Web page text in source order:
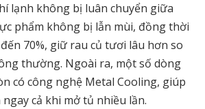
lạnh không bị luân chuyển giữa
phẩm không bị lẫn mùi, đồng thời
70%, giữ rau củ tươi lâu hơn so
thường. Ngoài ra, một số dòng
có công nghệ Metal Cooling, giúp
cả khi mở tủ nhiều lần.